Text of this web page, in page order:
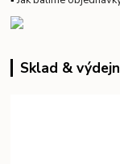
Sklad &